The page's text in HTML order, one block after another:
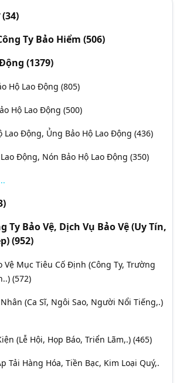
(34)
Ty Bảo Hiểm (506)
(1379)
Hộ Lao Động (805)
Hộ Lao Động (500)
Lao Động, Ủng Bảo Hộ Lao Động (436)
Động, Nón Bảo Hộ Lao Động (350)
Ty Bảo Vệ, Dịch Vụ Bảo Vệ (uy Tín,
(952)
Vệ Mục Tiêu Cố Định (Công Ty, Trường
(572)
Nhân (Ca Sĩ, Ngôi Sao, Người Nổi Tiếng,.)
(Lễ Hội, Họp Báo, Triển Lãm,.) (465)
Tải Hàng Hóa, Tiền Bạc, Kim Loại Quý,.